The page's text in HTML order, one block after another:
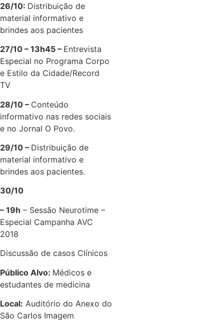
26/10: Distribuição de
material informativo e
brindes aos pacientes
27/10 – 13h45 – Entrevista
Especial no Programa Corpo
e Estilo da Cidade/Record
TV
28/10 – Conteúdo
informativo nas redes sociais
e no Jornal O Povo.
29/10 – Distribuição de
material informativo e
brindes aos pacientes.
30/10
– 19h – Sessão Neurotime –
Especial Campanha AVC
2018
Discussão de casos Clínicos
Público Alvo: Médicos e
estudantes de medicina
Local: Auditório do Anexo do
São Carlos Imagem